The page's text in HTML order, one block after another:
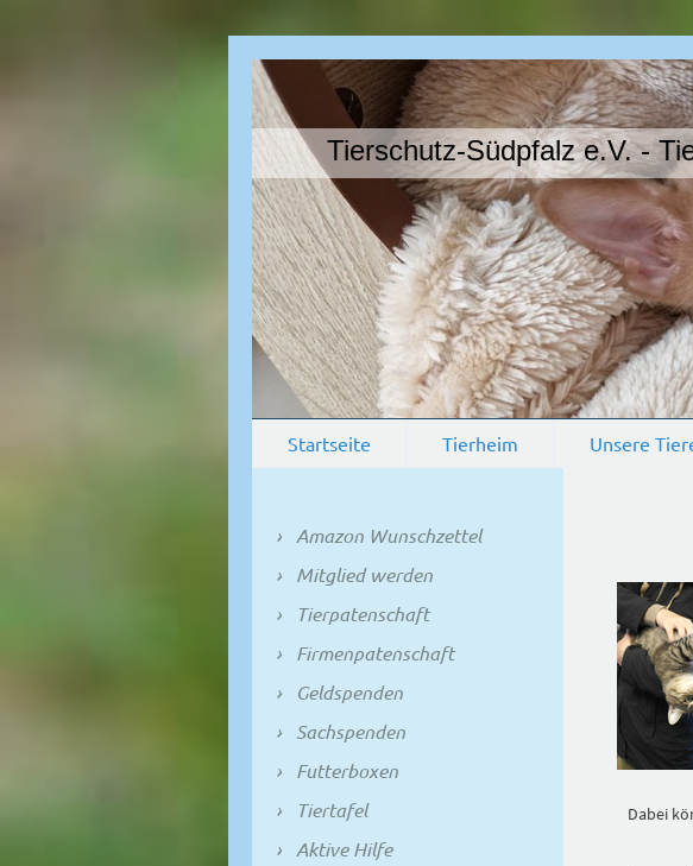
Tierschutz-Südpfalz e.V. -
Startseite Tierheim Unsere
Dabei
Amazon Wunschzettel
Mitglied werden
Tierpatenschaft
Firmenpatenschaft
Geldspenden
Sachspenden
Futterboxen
Tiertafel
Aktive Hilfe